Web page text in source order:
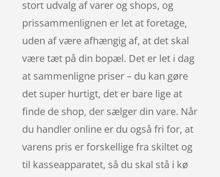
stort udvalg af varer og shops, og
prissammenlignen er let at foretage,
uden af være afhængig af, at det skal
være tæt på din bopæl. Det er let i dag
at sammenligne priser – du kan gøre
det super hurtigt, det er bare lige at
finde de shop, der sælger din vare. Når
du handler online er du også fri for, at
varens pris er forskellige fra skiltet og
til kasseapparatet, så du skal stå i kø